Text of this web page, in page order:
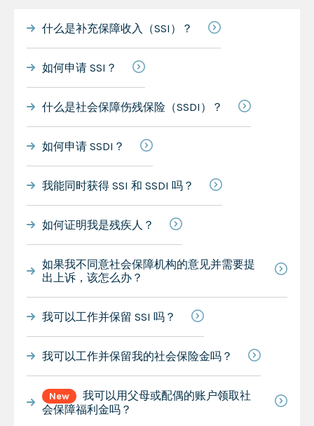
什么是补充保障收入（SSI）？
如何申请 SSI？
什么是社会保障伤残保险（SSDI）？
如何申请 SSDI？
我能同时获得 SSI 和 SSDI 吗？
如何证明我是残疾人？
如果我不同意社会保障机构的意见并需要提
出上诉，该怎么办？
我可以工作并保留 SSI 吗？
我可以工作并保留我的社会保险金吗？
New
我可以用父母或配偶的账户领取社
会保障福利金吗？